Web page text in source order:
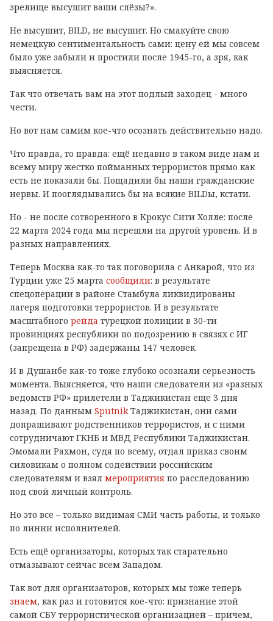
зрелище высушит ваши слёзы?».
Не высушит, BILD, не высушит. Но смакуйте свою
немецкую сентиментальность сами: цену ей мы совсем
было уже забыли и простили после 1945-го, а зря, как
выясняется.
Так что отвечать вам на этот подлый заходец - много
чести.
Но вот нам самим кое-что осознать действительно надо.
Что правда, то правда: ещё недавно в таком виде нам и
всему миру жестко пойманных террористов прямо как
есть не показали бы. Пощадили бы наши гражданские
нервы. И пооглядывались бы на всякие BILDы, кстати.
Но - не после сотворенного в Крокус Сити Холле: после
22 марта 2024 года мы перешли на другой уровень. И в
разных направлениях.
Теперь Москва как-то так поговорила с Анкарой, что из
Турции уже 25 марта сообщили: в результате
спецоперации в районе Стамбула ликвидированы
лагеря подготовки террористов. И в результате
масштабного рейда турецкой полиции в 30-ти
провинциях республики по подозрению в связях с ИГ
(запрещена в РФ) задержаны 147 человек.
И в Душанбе как-то тоже глубоко осознали серьезность
момента. Выясняется, что наши следователи из «разных
ведомств РФ» прилетели в Таджикистан еще 3 дня
назад. По данным Sputnik Таджикистан, они сами
допрашивают родственников террористов, и с ними
сотрудничают ГКНБ и МВД Республики Таджикистан.
Эмомали Рахмон, судя по всему, отдал приказ своим
силовикам о полном содействии российским
следователям и взял мероприятия по расследованию
под свой личный контроль.
Но это все – только видимая СМИ часть работы, и только
по линии исполнителей.
Есть ещё организаторы, которых так старательно
отмазывают сейчас всем Западом.
Так вот для организаторов, которых мы тоже теперь
знаем, как раз и готовится кое-что: признание этой
самой СБУ террористической организацией – причем,